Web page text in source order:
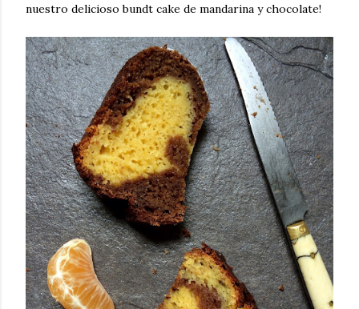
nuestro delicioso bundt cake de mandarina y chocolate!